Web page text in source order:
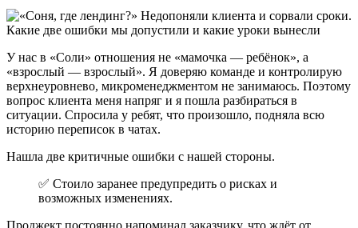
У нас в «Соли» отношения не «мамочка — ребёнок», а
«взрослый — взрослый». Я доверяю команде и контролирую
верхнеуровнево, микроменеджментом не занимаюсь. Поэтому
вопрос клиента меня напряг и я пошла разбираться в
ситуации. Спросила у ребят, что произошло, подняла всю
историю переписок в чатах.
Нашла две критичные ошибки с нашей стороны.
✅ Стоило заранее предупредить о рисках и
возможных изменениях.
Проджект постоянно напоминал заказчику, что ждёт от